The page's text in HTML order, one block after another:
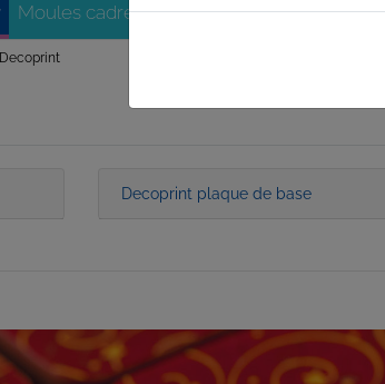
Moules cadres Moules centrifugeurs
Decoprint
Decoprint plaque de base